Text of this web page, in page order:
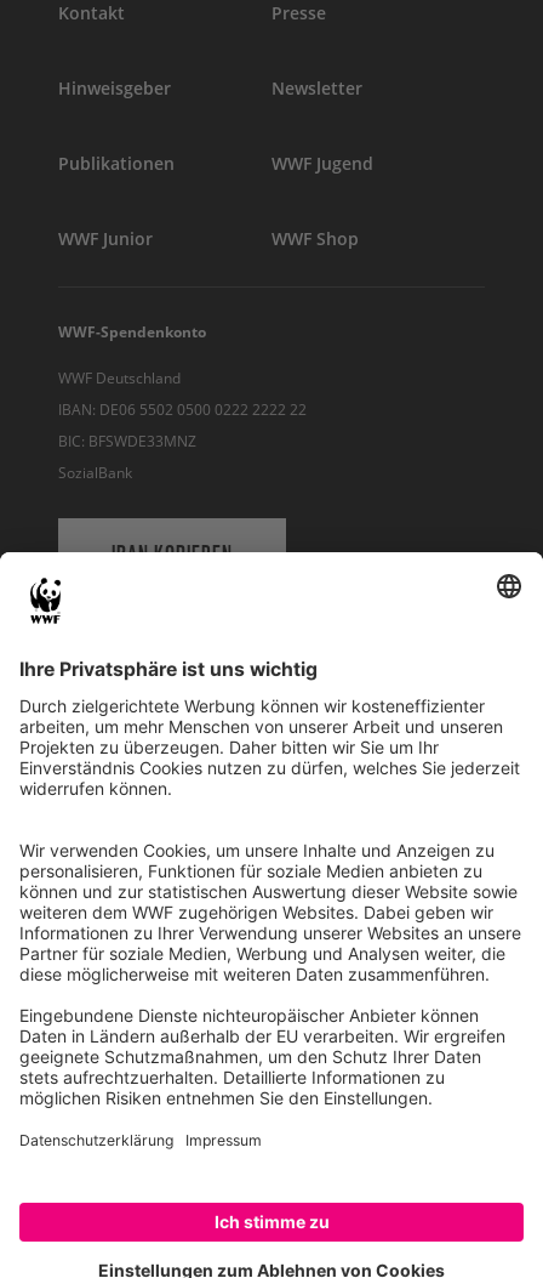
Kontakt Presse
Hinweisgeber Newsletter
Publikationen WWF Jugend
WWF Junior WWF Shop
WWF-Spendenkonto
WWF Deutschland
IBAN: DE06 5502 0500 0222 2222 22
BIC: BFSWDE33MNZ
SozialBank
IBAN KOPIEREN
WWF Deutschland
Reinhardtstr. 18
10117 Berlin
Ihre Spende kann steuerlich geltend gemacht werden
Registriert als Stiftung WWF Deutschland, Senatsverwaltung für
Justiz Berlin, Az: 3416/976/2
Umsatzsteuer-Identifikationsnummer: DE 114236103
Freistellungsbescheid: Als gemeinnützige Körperschaft befreit
von der Körperschaftssteuer gem. §5 I 9 KStg. unter der
Steuernummer 27/641/09321